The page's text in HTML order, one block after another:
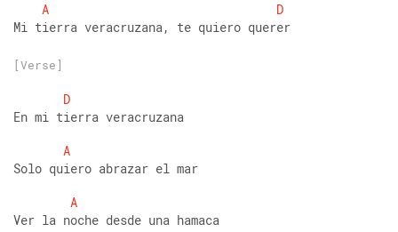
A
D
Mi tierra veracruzana, te quiero querer
[Verse]
D
En mi tierra veracruzana
A
Solo quiero abrazar el mar
A
Ver la noche desde una hamaca